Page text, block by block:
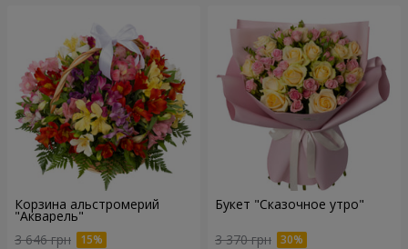
Корзина альстромерий
"Акварель"
3 646 грн
Букет "Сказочное утро"
3 370 грн